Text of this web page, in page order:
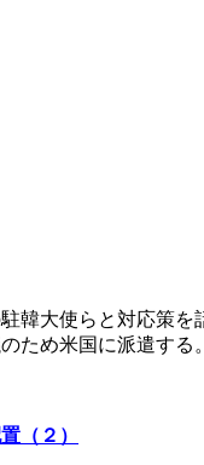
韓大使らと対応策
ため米国に派遣する。
（２）